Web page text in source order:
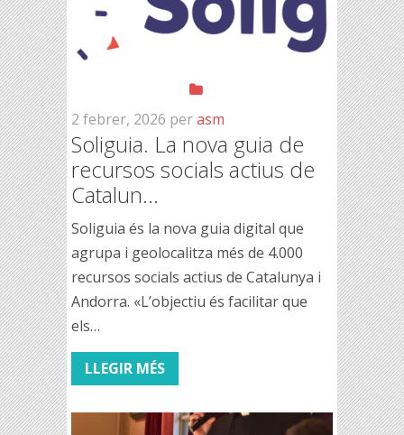
2 febrer, 2026 perasm
Soliguia. La nova guia de
recursos socials actius de
Catalun...
Soliguia és la nova guia digital que
agrupa i geolocalitza més de 4.000
recursos socials actius de Catalunya i
Andorra. «L’objectiu és facilitar que
els…
LLEGIR MÉS